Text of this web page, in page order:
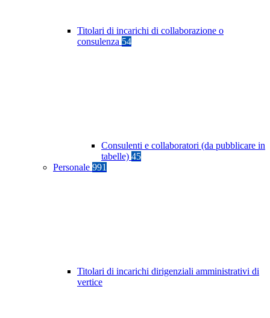
Titolari di incarichi di collaborazione o
consulenza 54
Consulenti e collaboratori (da pubblicare in
tabelle) 45
Personale 991
Titolari di incarichi dirigenziali amministrativi di
vertice